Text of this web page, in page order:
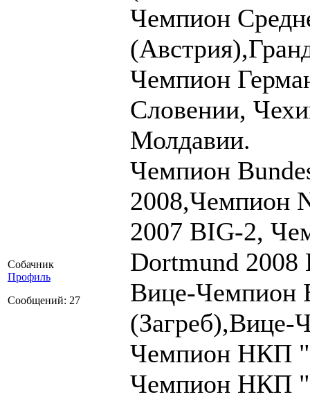
Собачник
Профиль
Сообщений: 27
Чемпион
Чемпион
Словении,
Молдавии.
Чемпион
2008,Чемпион
2007 BIG-2,
Dortmund 2008
Вице-Чемпион
(Загреб),Вице-
Чемпион НКП
Чемпион НКП